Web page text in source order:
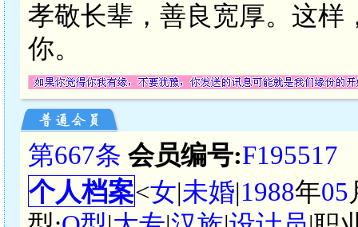
孝敬长辈，善良宽厚。这样
你。
第667条 会员编号:F195517
个人档案<女|未婚|1988年05